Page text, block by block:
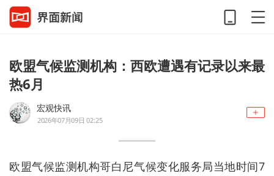
欧盟气候监测机构：西欧遭遇有记录以来最
热6月
宏观快讯
2026年07月09日 02:25
欧盟气候监测机构哥白尼气候变化服务局当地时间7